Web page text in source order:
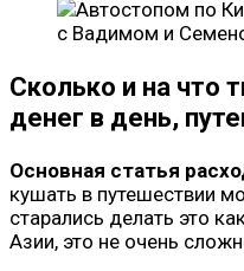
с Вадимом и
Сколько и на что
денег в день,
Основная статья
кушать в путешествии
старались делать это
Азии, это не очень